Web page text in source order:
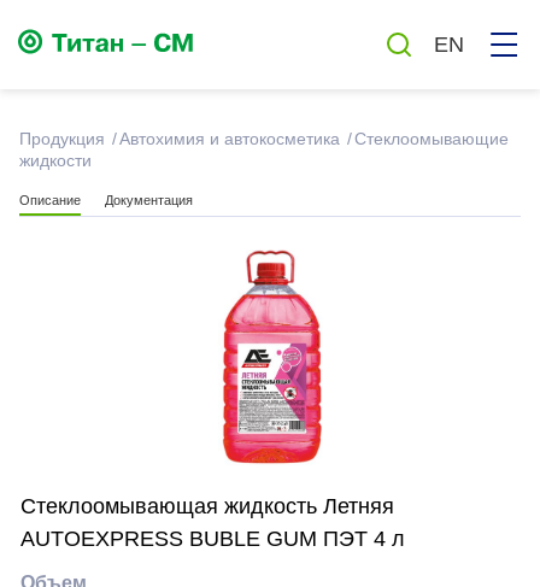
EN
Продукция Автохимия и автокосметика
Стеклоомывающие
жидкости
Описание Документация
Стеклоомывающая жидкость Летняя
AUTOEXPRESS BUBLE GUM ПЭТ 4 л
Объем
Смазки
Автохимия и автокосметика